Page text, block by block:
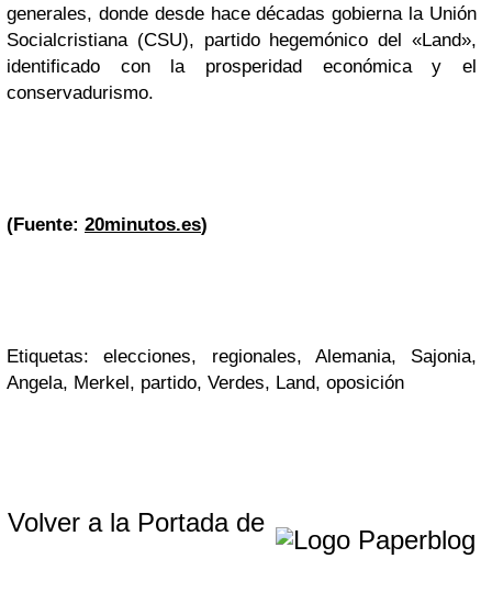
generales, donde desde hace décadas gobierna la Unión
Socialcristiana (CSU), partido hegemónico del «Land»,
identificado con la prosperidad económica y el
conservadurismo.
(Fuente: 20minutos.es)
Etiquetas: elecciones, regionales, Alemania, Sajonia,
Angela, Merkel, partido, Verdes, Land, oposición
Volver a la Portada de